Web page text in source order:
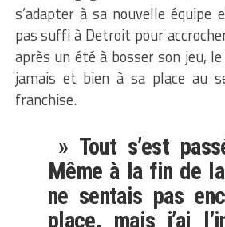
s’adapter à sa nouvelle équipe
pas suffi à Detroit pour
après un été à bosser son jeu,
jamais et bien à sa place au
franchise.
» Tout s’est
Même à la fin de
ne sentais pas
place, mais j’ai